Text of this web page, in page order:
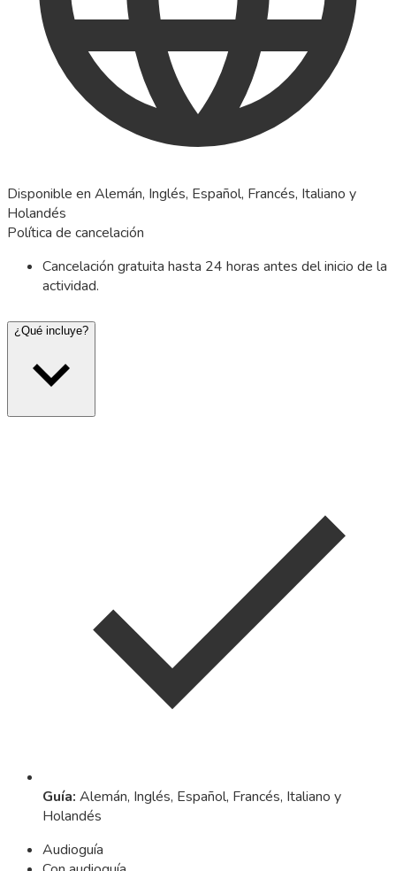
Disponible en Alemán, Inglés, Español, Francés, Italiano y
Holandés
Política de cancelación
Cancelación gratuita hasta 24 horas antes del inicio de la
actividad.
¿Qué incluye?
Guía: Alemán, Inglés, Español, Francés, Italiano y
Holandés
Audioguía